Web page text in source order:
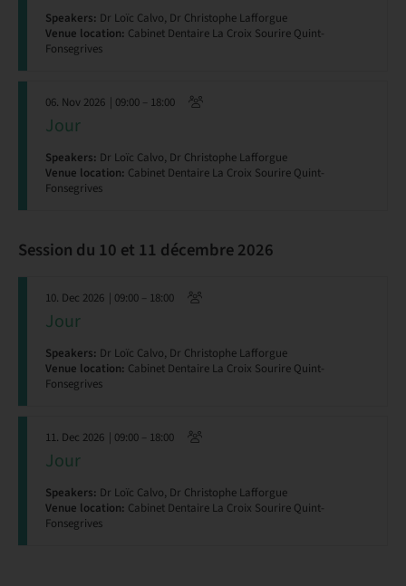
Speakers: Dr Loïc Calvo, Dr Christophe Lafforgue
Venue location: Cabinet Dentaire La Croix Sourire Quint-
Fonsegrives
06. Nov 2026 | 09:00 – 18:00
Jour
Speakers: Dr Loïc Calvo, Dr Christophe Lafforgue
Venue location: Cabinet Dentaire La Croix Sourire Quint-
Fonsegrives
Session du 10 et 11 décembre 2026
10. Dec 2026 | 09:00 – 18:00
Jour
Speakers: Dr Loïc Calvo, Dr Christophe Lafforgue
Venue location: Cabinet Dentaire La Croix Sourire Quint-
Fonsegrives
11. Dec 2026 | 09:00 – 18:00
Jour
Speakers: Dr Loïc Calvo, Dr Christophe Lafforgue
Venue location: Cabinet Dentaire La Croix Sourire Quint-
Fonsegrives